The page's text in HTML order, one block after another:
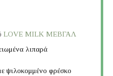
LOVE MILK ΜΕΒΓΑΛ
λιπαρά
ψιλοκομμένο φρέσκο